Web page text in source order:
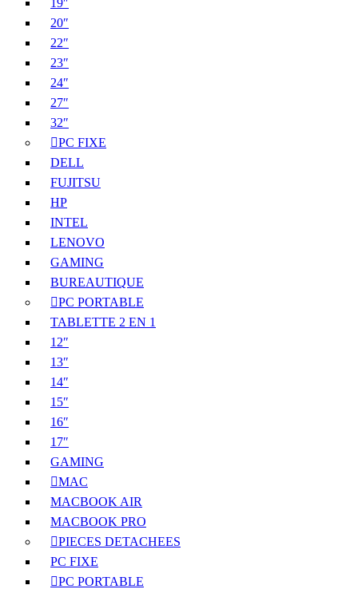
19″
20″
22″
23″
24″
27″
32″
PC FIXE
DELL
FUJITSU
HP
INTEL
LENOVO
GAMING
BUREAUTIQUE
PC PORTABLE
TABLETTE 2 EN 1
12″
13″
14″
15″
16″
17″
GAMING
MAC
MACBOOK AIR
MACBOOK PRO
PIECES DETACHEES
PC FIXE
PC PORTABLE